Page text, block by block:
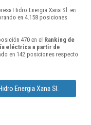
Hidro Energia Xana Sl. en
en 4.158 posiciones
470 en el Ranking de
eléctrica a partir de
en 142 posiciones respecto
Energia Xana Sl.